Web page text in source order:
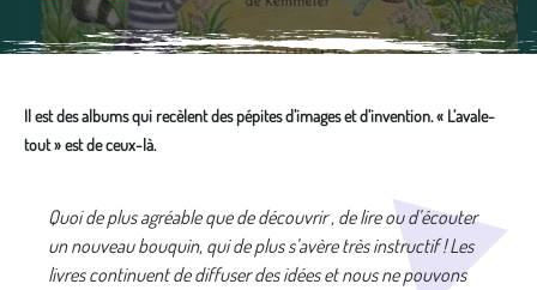
Il est des albums qui recèlent des pépites d’images et d’invention. « L’avale-
tout » est de ceux-là.
Quoi de plus agréable que de découvrir , de lire ou d’écouter
un nouveau bouquin, qui de plus s’avère très instructif ! Les
livres continuent de diffuser des idées et nous ne pouvons